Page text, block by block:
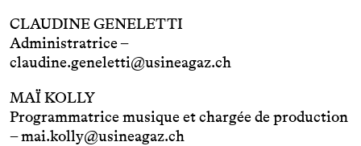
CLAUDINE GENELETTI
Administratrice –
claudine.geneletti@usineagaz.ch
MAÏ KOLLY
Programmatrice musique et chargée de production
–mai.kolly@usineagaz.ch